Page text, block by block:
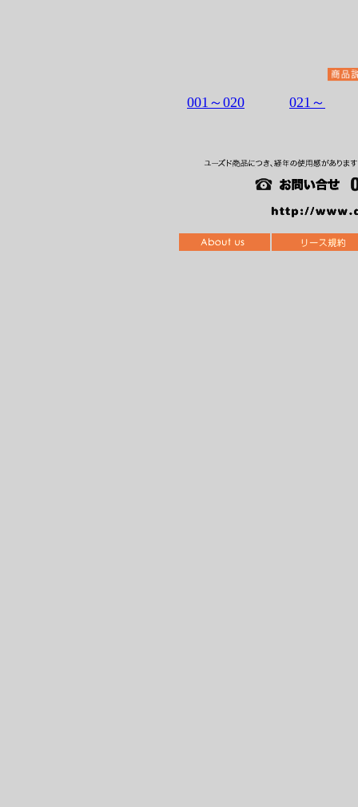
001～020 021～